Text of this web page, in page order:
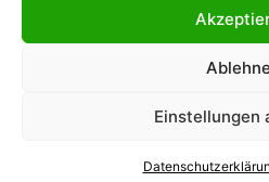
Einstellungen